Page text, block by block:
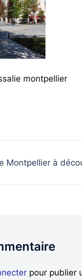
montpellier
Montpellier à
pour publier